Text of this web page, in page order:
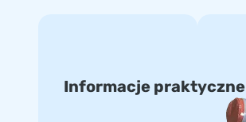
Informacje praktyczne